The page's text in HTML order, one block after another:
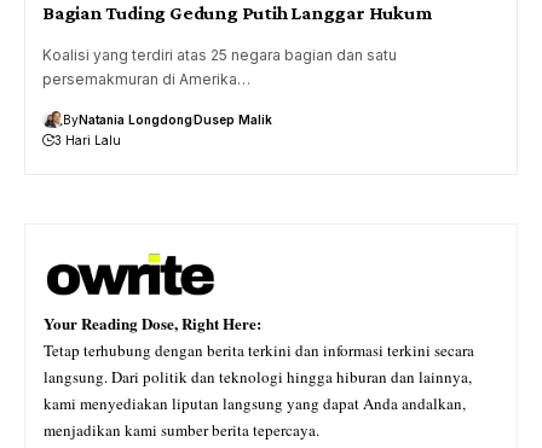
Bagian Tuding Gedung Putih Langgar Hukum
Koalisi yang terdiri atas 25 negara bagian dan satu
persemakmuran di Amerika…
ByNatania LongdongDusep Malik
3 Hari Lalu
Your Reading Dose, Right Here:
Tetap terhubung dengan berita terkini dan informasi terkini secara
langsung. Dari politik dan teknologi hingga hiburan dan lainnya,
kami menyediakan liputan langsung yang dapat Anda andalkan,
menjadikan kami sumber berita tepercaya.